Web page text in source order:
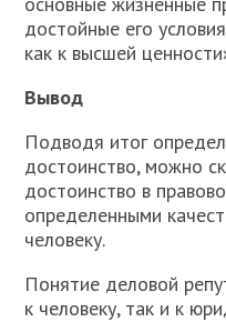
достойные его
как к высшей
Вывод
Подводя итог
достоинство, можно
достоинство в
определенными
человеку.
Понятие деловой
к человеку, так и к